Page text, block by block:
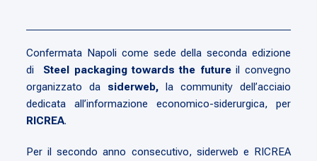
Confermata Napoli come sede della seconda edizione
di
Steel packaging towards the futureil convegno
organizzato da siderweb, la community dell’acciaio
dedicata all’informazione economico-siderurgica, per
RICREA.
Per il secondo anno consecutivo, siderweb e RICREA